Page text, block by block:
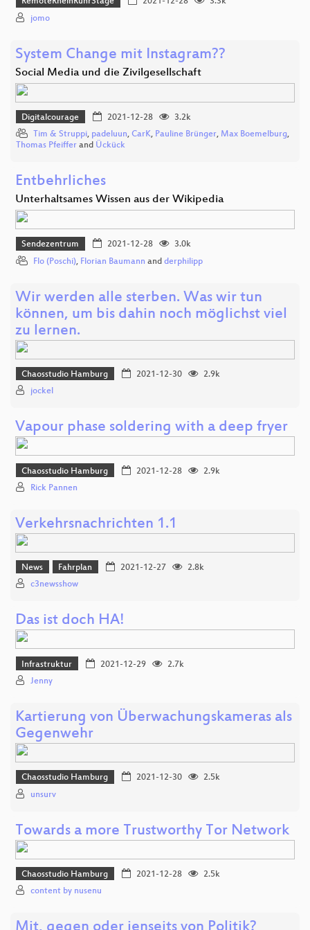
jomo
System Change mit Instagram??
Social Media und die Zivilgesellschaft
Digitalcourage 2021-12-28
3.2k
Tim & Struppi, padeluun, CarK, Pauline Brünger, Max Boemelburg,
Thomas Pfeiffer and Ückück
Entbehrliches
Unterhaltsames Wissen aus der Wikipedia
Sendezentrum 2021-12-28
3.0k
Flo (Poschi), Florian Baumann and derphilipp
Wir werden alle sterben. Was wir tun
können, um bis dahin noch möglichst viel
zu lernen.
Chaosstudio Hamburg 2021-12-30
2.9k
jockel
Vapour phase soldering with a deep fryer
Chaosstudio Hamburg 2021-12-28
2.9k
Rick Pannen
Verkehrsnachrichten 1.1
News Fahrplan 2021-12-27
2.8k
c3newsshow
Das ist doch HA!
Infrastruktur 2021-12-29
2.7k
Jenny
Kartierung von Überwachungskameras als
Gegenwehr
Chaosstudio Hamburg 2021-12-30
2.5k
unsurv
Towards a more Trustworthy Tor Network
Chaosstudio Hamburg 2021-12-28
2.5k
content by nusenu